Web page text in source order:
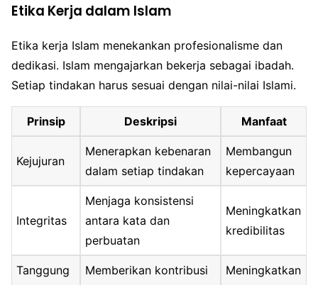
Etika Kerja dalam Islam
Etika kerja Islam menekankan profesionalisme dan
dedikasi. Islam mengajarkan bekerja sebagai ibadah.
Setiap tindakan harus sesuai dengan nilai-nilai Islami.
Prinsip Deskripsi Manfaat
Kejujuran
Menerapkan kebenaran
dalam setiap tindakan
Membangun
kepercayaan
Integritas
Menjaga konsistensi
antara kata dan
perbuatan
Meningkatkan
kredibilitas
Tanggung
Memberikan kontribusi
Meningkatkan